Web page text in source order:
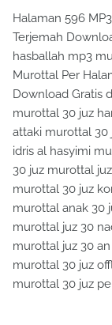
Halaman 596
Terjemah
hasballah mp3
Murottal Per
Download Gratis
murottal 30 juz
attaki murottal 30
idris al hasyimi
30 juz murottal
murottal 30 juz
murottal anak 30
murottal juz 30
murottal juz 30
murottal 30 juz
murottal 30 juz